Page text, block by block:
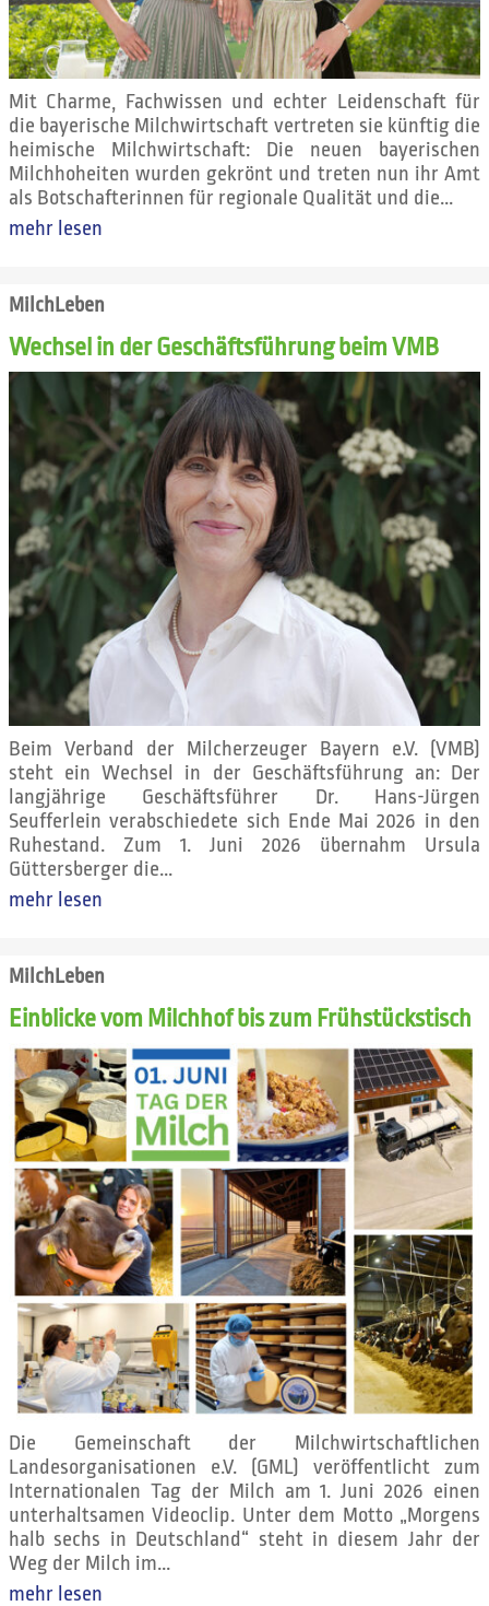
Mit Charme, Fachwissen und echter Leidenschaft für
die bayerische Milchwirtschaft vertreten sie künftig die
heimische Milchwirtschaft: Die neuen bayerischen
Milchhoheiten wurden gekrönt und treten nun ihr Amt
als Botschafterinnen für regionale Qualität und die...
mehr lesen
Wechsel in der Geschäftsführung beim VMB
MilchLeben
Beim Verband der Milcherzeuger Bayern e.V. (VMB)
steht ein Wechsel in der Geschäftsführung an: Der
langjährige Geschäftsführer Dr. Hans-Jürgen
Seufferlein verabschiedete sich Ende Mai 2026 in den
Ruhestand. Zum 1. Juni 2026 übernahm Ursula
Güttersberger die...
mehr lesen
Einblicke vom Milchhof bis zum Frühstückstisch
MilchLeben
Die Gemeinschaft der Milchwirtschaftlichen
Landesorganisationen e.V. (GML) veröffentlicht zum
Internationalen Tag der Milch am 1. Juni 2026 einen
unterhaltsamen Videoclip. Unter dem Motto „Morgens
halb sechs in Deutschland“ steht in diesem Jahr der
Weg der Milch im...
mehr lesen